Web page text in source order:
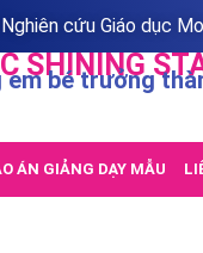
cứu Giáo dục
SHINING
bé trưởng
ÁN GIẢNG DẠY MẪU